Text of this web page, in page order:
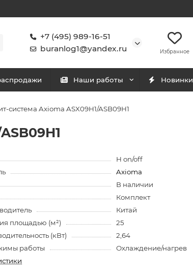
+7 (495) 989-16-51
buranlog1@yandex.ru
Избранное
Наши работы Новинки
система Axioma ASX09H1/ASB09H1
H on/off
Axioma
В наличии
Комплект
Китай
площадью (м²)
25
(кВт)
2,64
работы
Охлаждение/нагрев